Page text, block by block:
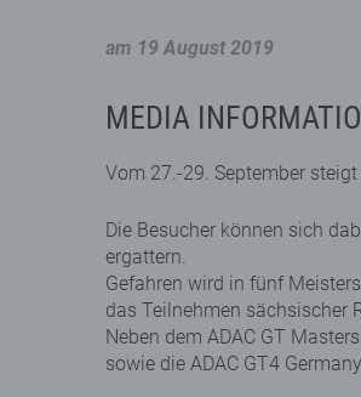
am 19 August 2019
MEDIA
Vom 27.-29. September
Die Besucher können sich
ergattern.
Gefahren wird in fünf
das Teilnehmen sächsischer
Neben dem ADAC GT
sowie die ADAC GT4 Germany.